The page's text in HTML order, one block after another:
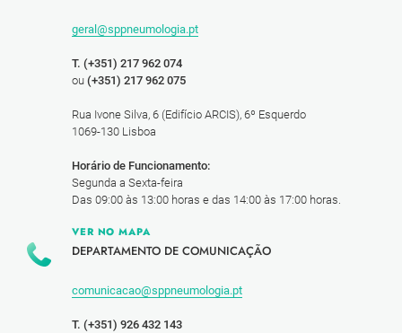
geral@sppneumologia.pt
T. (+351) 217 962 074
ou (+351) 217 962 075
Rua Ivone Silva, 6 (Edifício ARCIS), 6º Esquerdo
1069-130 Lisboa
Horário de Funcionamento:
Segunda a Sexta-feira
Das 09:00 às 13:00 horas e das 14:00 às 17:00 horas.
VER NO MAPA
DEPARTAMENTO DE COMUNICAÇÃO
comunicacao@sppneumologia.pt
T. (+351) 926 432 143